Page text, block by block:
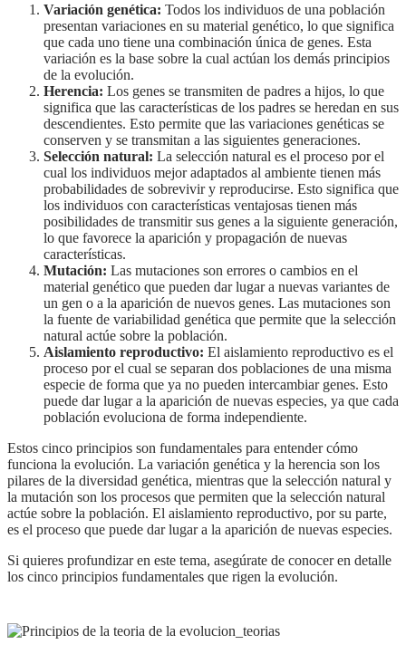
Variación genética: Todos los individuos de una población
presentan variaciones en su material genético, lo que significa
que cada uno tiene una combinación única de genes. Esta
variación es la base sobre la cual actúan los demás principios
de la evolución.
Herencia: Los genes se transmiten de padres a hijos, lo que
significa que las características de los padres se heredan en sus
descendientes. Esto permite que las variaciones genéticas se
conserven y se transmitan a las siguientes generaciones.
Selección natural: La selección natural es el proceso por el
cual los individuos mejor adaptados al ambiente tienen más
probabilidades de sobrevivir y reproducirse. Esto significa que
los individuos con características ventajosas tienen más
posibilidades de transmitir sus genes a la siguiente generación,
lo que favorece la aparición y propagación de nuevas
características.
Mutación: Las mutaciones son errores o cambios en el
material genético que pueden dar lugar a nuevas variantes de
un gen o a la aparición de nuevos genes. Las mutaciones son
la fuente de variabilidad genética que permite que la selección
natural actúe sobre la población.
Aislamiento reproductivo: El aislamiento reproductivo es el
proceso por el cual se separan dos poblaciones de una misma
especie de forma que ya no pueden intercambiar genes. Esto
puede dar lugar a la aparición de nuevas especies, ya que cada
población evoluciona de forma independiente.
Estos cinco principios son fundamentales para entender cómo
funciona la evolución. La variación genética y la herencia son los
pilares de la diversidad genética, mientras que la selección natural y
la mutación son los procesos que permiten que la selección natural
actúe sobre la población. El aislamiento reproductivo, por su parte,
es el proceso que puede dar lugar a la aparición de nuevas especies.
Si quieres profundizar en este tema, asegúrate de conocer en detalle
los cinco principios fundamentales que rigen la evolución.